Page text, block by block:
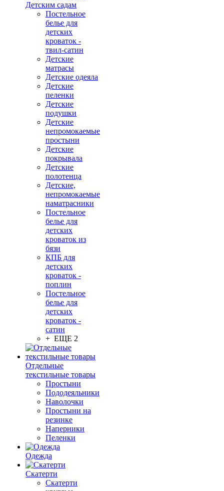
Детским садам
Постельное
белье для
детских
кроваток -
твил-сатин
Детские
матрасы
Детские одеяла
Детские
пеленки
Детские
подушки
Детские
непромокаемые
простыни
Детские
покрывала
Детские
полотенца
Детские,
непромокаемые
наматрасники
Постельное
белье для
детских
кроваток из
бязи
КПБ для
детских
кроваток -
поплин
Постельное
белье для
детских
кроваток -
сатин
+ ЕЩЕ 2
Отдельные
текстильные товары
Простыни
Пододеяльники
Наволочки
Простыни на
резинке
Наперники
Пеленки
Одежда
Скатерти
Скатерти